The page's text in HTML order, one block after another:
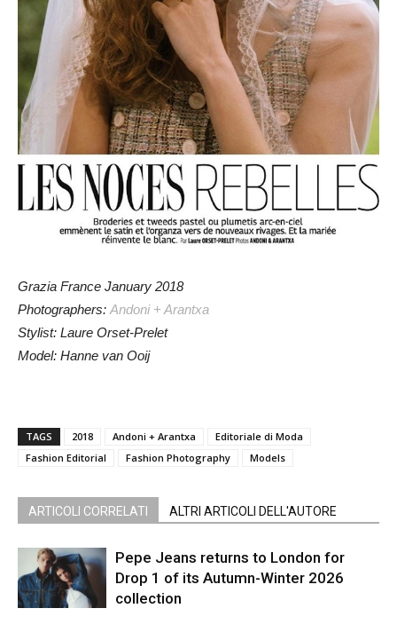
Grazia France January 2018
Photographers: Andoni + Arantxa
Stylist: Laure Orset-Prelet
Model: Hanne van Ooij
TAGS 2018 Andoni + Arantxa
Editoriale di Moda
Fashion Editorial
Fashion Photography Models
ARTICOLI CORRELATI ALTRI ARTICOLI DELL'AUTORE
Pepe Jeans returns to London for
Drop 1 of its Autumn-Winter 2026
collection